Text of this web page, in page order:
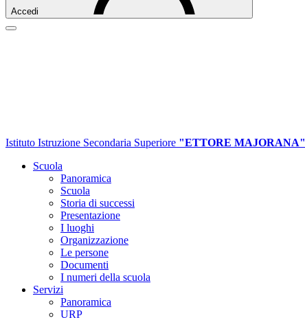
Accedi
Istituto Istruzione Secondaria Superiore "ETTORE MAJORANA"
Scuola
Panoramica
Scuola
Storia di successi
Presentazione
I luoghi
Organizzazione
Le persone
Documenti
I numeri della scuola
Servizi
Panoramica
URP